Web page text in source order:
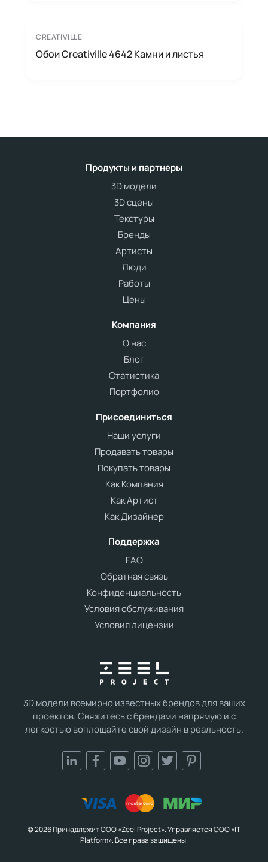
CREATIVILLE
Обои Creativille 4642 Камни и листья
3D модели всемирно известных брендов для ваших
проектов. Свяжитесь с брендами напрямую и с
легкостью воплощайте свой дизайн в реальность.
Продукты и партнеры
3D модели
3D сцены
Текстуры
Бренды
Артисты
Люди
Работы
Цены
Компания
О нас
Блог
Статистика
Портфолио
Присоединиться
Наши услуги
Продавать товары
Покупать товары
Как Компания
Как Артист
Как Дизайнер
Поддержка
FAQ
Обратная связь
Конфиденциальность
Условия обслуживания
Условия лицензии
© 2026 Принадлежит ООО «Zeel Project». Управляется ООО «IT
Platform». Все права защищены.